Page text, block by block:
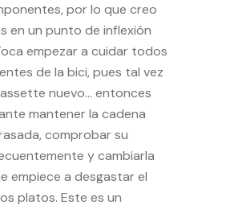
por lo que creo
en un punto de inflexión
empezar a cuidar todos
de la bici, pues tal vez
nuevo… entonces
mantener la cadena
comprobar su
y cambiarla
empiece a desgastar el
platos. Este es un